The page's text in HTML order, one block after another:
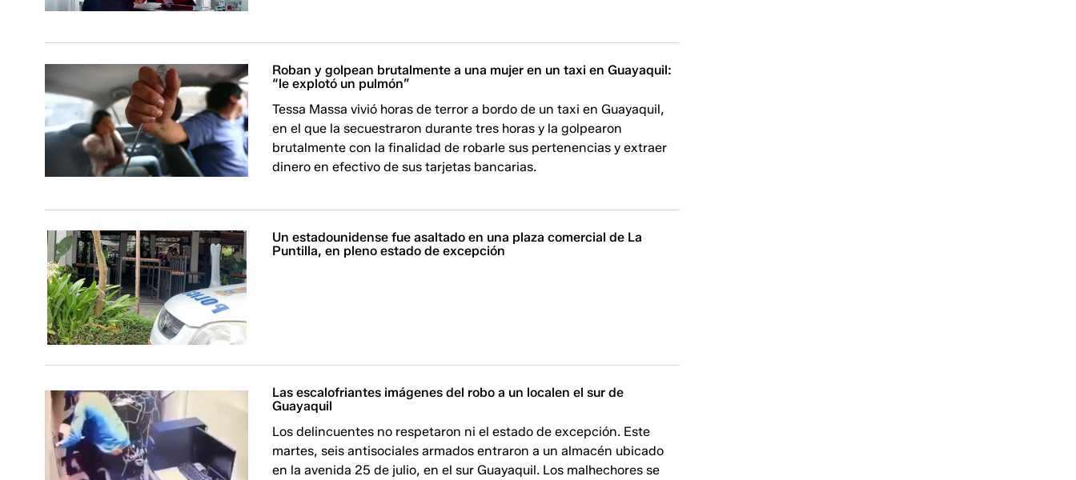
Roban y golpean brutalmente a una mujer en un taxi en Guayaquil:
“le explotó un pulmón”
Tessa Massa vivió horas de terror a bordo de un taxi en Guayaquil,
en el que la secuestraron durante tres horas y la golpearon
brutalmente con la finalidad de robarle sus pertenencias y extraer
dinero en efectivo de sus tarjetas bancarias.
Un estadounidense fue asaltado en una plaza comercial de La
Puntilla, en pleno estado de excepción
Las escalofriantes imágenes del robo a un localen el sur de
Guayaquil
Los delincuentes no respetaron ni el estado de excepción. Este
martes, seis antisociales armados entraron a un almacén ubicado
en la avenida 25 de julio, en el sur Guayaquil. Los malhechores se